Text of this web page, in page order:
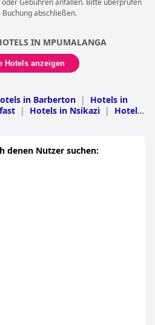
Gebühren anfallen. Bitte überprüfen
abschließen.
IN MPUMALANGA
Hotels anzeigen
in Barberton |
Hotels in
| Hotels in Nsikazi |
Hotels
| Hotels in
denen Nutzer suchen: